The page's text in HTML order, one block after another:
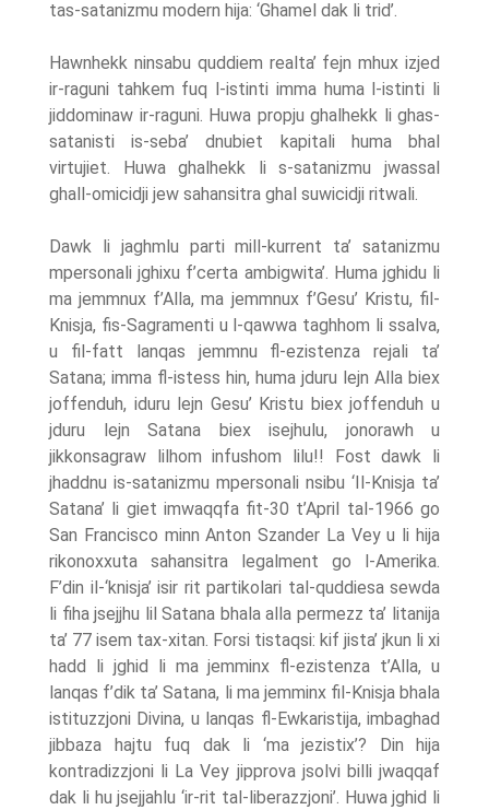
tas-satanizmu modern hija: ‘Ghamel dak li trid’.
Hawnhekk ninsabu quddiem realta’ fejn mhux izjed
ir-raguni tahkem fuq l-istinti imma huma l-istinti li
jiddominaw ir-raguni. Huwa propju ghalhekk li ghas-
satanisti is-seba’ dnubiet kapitali huma bhal
virtujiet. Huwa ghalhekk li s-satanizmu jwassal
ghall-omicidji jew sahansitra ghal suwicidji ritwali.
Dawk li jaghmlu parti mill-kurrent ta’ satanizmu
mpersonali jghixu f’certa ambigwita’. Huma jghidu li
ma jemmnux f’Alla, ma jemmnux f’Gesu’ Kristu, fil-
Knisja, fis-Sagramenti u l-qawwa taghhom li ssalva,
u fil-fatt lanqas jemmnu fl-ezistenza rejali ta’
Satana; imma fl-istess hin, huma jduru lejn Alla biex
joffenduh, iduru lejn Gesu’ Kristu biex joffenduh u
jduru lejn Satana biex isejhulu, jonorawh u
jikkonsagraw lilhom infushom lilu!! Fost dawk li
jhaddnu is-satanizmu mpersonali nsibu ‘Il-Knisja ta’
Satana’ li giet imwaqqfa fit-30 t’April tal-1966 go
San Francisco minn Anton Szander La Vey u li hija
rikonoxxuta sahansitra legalment go l-Amerika.
F’din il-‘knisja’ isir rit partikolari tal-quddiesa sewda
li fiha jsejjhu lil Satana bhala alla permezz ta’ litanija
ta’ 77 isem tax-xitan. Forsi tistaqsi: kif jista’ jkun li xi
hadd li jghid li ma jemminx fl-ezistenza t’Alla, u
lanqas f’dik ta’ Satana, li ma jemminx fil-Knisja bhala
istituzzjoni Divina, u lanqas fl-Ewkaristija, imbaghad
jibbaza hajtu fuq dak li ‘ma jezistix’? Din hija
kontradizzjoni li La Vey jipprova jsolvi billi jwaqqaf
dak li hu jsejjahlu ‘ir-rit tal-liberazzjoni’. Huwa jghid li